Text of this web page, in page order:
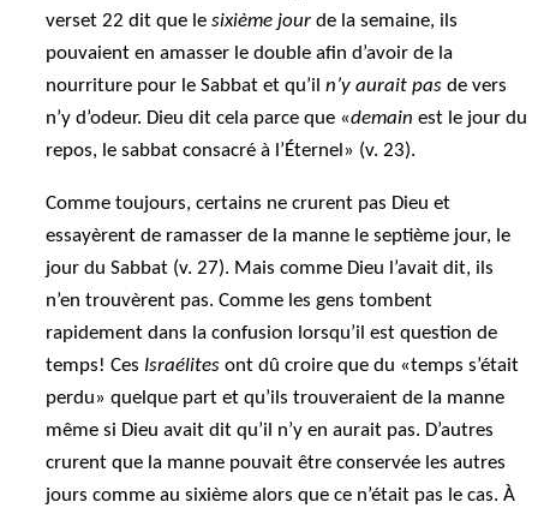
verset 22 dit que lesixième jour de la semaine, ils
pouvaient en amasser le double afin d’avoir de la
nourriture pour le Sabbat et qu’iln’y aurait pas de vers
n’y d’odeur. Dieu dit cela parce que «demain est le jour du
repos, le sabbat consacré à l’Éternel» (v. 23).
Comme toujours, certains ne crurent pas Dieu et
essayèrent de ramasser de la manne le septième jour, le
jour du Sabbat (v. 27). Mais comme Dieu l’avait dit, ils
n’en trouvèrent pas. Comme les gens tombent
rapidement dans la confusion lorsqu’il est question de
temps! Ces Israélites ont dû croire que du «temps s’était
perdu» quelque part et qu’ils trouveraient de la manne
même si Dieu avait dit qu’il n’y en aurait pas. D’autres
crurent que la manne pouvait être conservée les autres
jours comme au sixième alors que ce n’était pas le cas. À